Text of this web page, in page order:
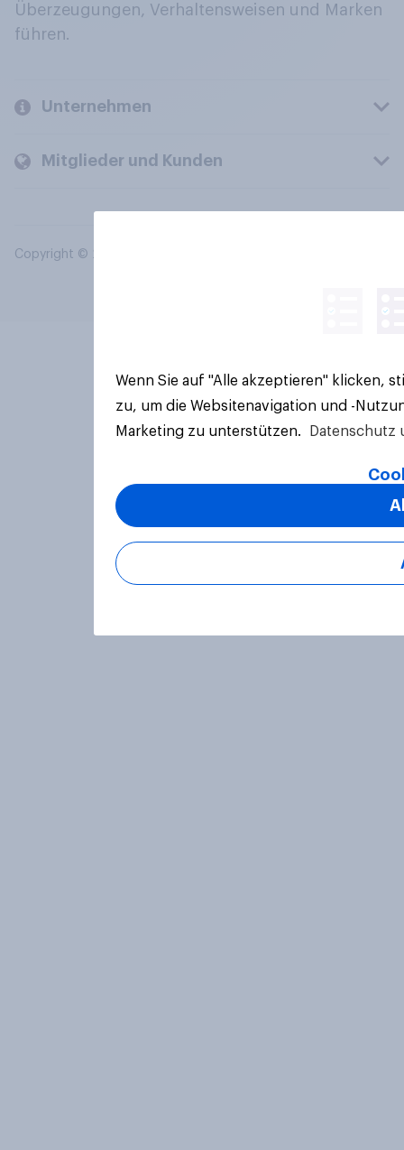
Überzeugungen, Verhaltensweisen und Marken
führen.
Unternehmen
Mitglieder und Kunden
Copyright © 2026 YouGov PLC. Alle Rechte vorbehalten.
Wenn Sie auf "Alle akzeptieren" klicken,
zu, um die Websitenavigation und -
Marketing zu unterstützen.
Datenschutz